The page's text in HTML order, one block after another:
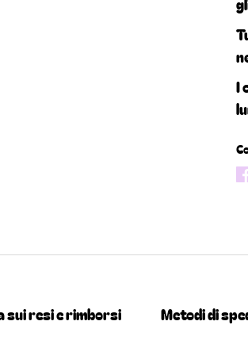
I
sui resi e rimborsi Metodi di